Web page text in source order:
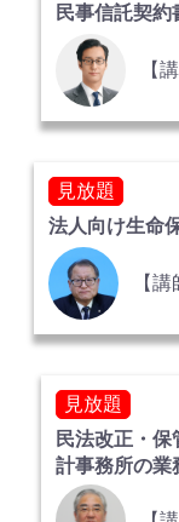
民事信託契
【
見放題
法人向け生命
【
見放題
民法改正・
計事務所の業